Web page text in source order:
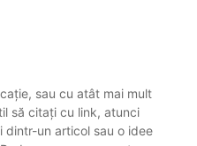
sau cu atât mai mult
să citați cu link, atunci
un articol sau o idee